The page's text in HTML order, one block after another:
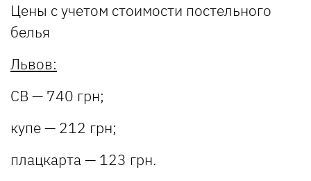
Цены с учетом стоимости постельного
белья
Львов:
СВ — 740 грн;
купе — 212 грн;
плацкарта — 123 грн.